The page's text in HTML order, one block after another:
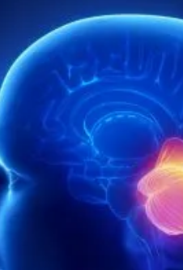
к мозжечку (малому
мозгу (церебруму). Оба
работают вместе для